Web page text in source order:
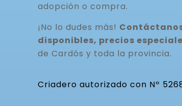
adopción o compra.
¡No lo dudes más!
disponibles, precios
de Cardós y toda la provincia.
Criadero autorizado con Nº